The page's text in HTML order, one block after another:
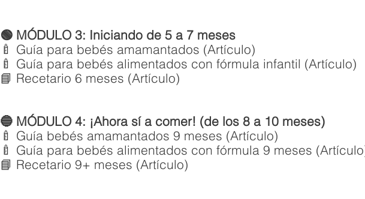
🟢 MÓDULO 3: Iniciando de 5 a 7 meses
🍼 Guía para bebés amamantados (Artículo)
🍼 Guía para bebés alimentados con fórmula infantil (Artículo)
📘 Recetario 6 meses (Artículo)
🔵 MÓDULO 4: ¡Ahora sí a comer! (de los 8 a 10 meses)
🍼 Guía bebés amamantados 9 meses (Artículo)
🍼 Guía para bebés alimentados con fórmula 9 meses
📘 Recetario 9+ meses (Artículo)